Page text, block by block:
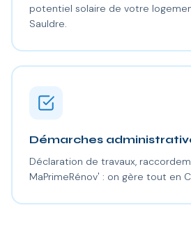
potentiel solaire de votre
Sauldre.
Démarches
Déclaration de travaux,
MaPrimeRénov' : on gère tout en